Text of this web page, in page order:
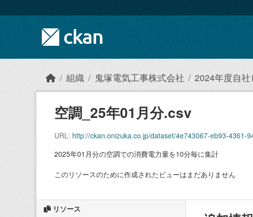
組織 鬼塚電気工事株式会社 2024年度自社
空調_25年01月分.csv
URL: http://ckan.onizuka.co.jp/dataset/4e743067-eb93-
2025年01月分の空調での消費電力量を10分毎に集計
このリソースのために作成されたビューはまだありません
リソース